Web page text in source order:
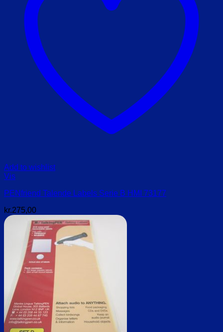
Add to wishlist
Vis
PENfriend Talende Labels Serie B HMI 73177
kr.275,00